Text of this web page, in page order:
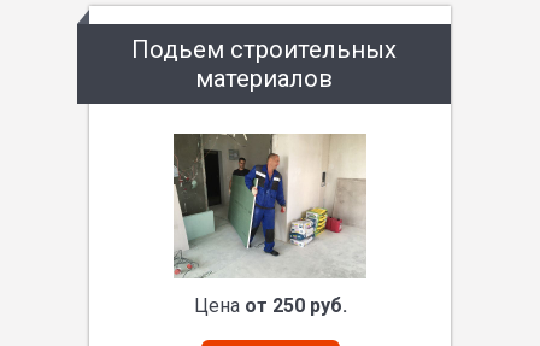
Подьем строительных
материалов
Цена от 250 руб.